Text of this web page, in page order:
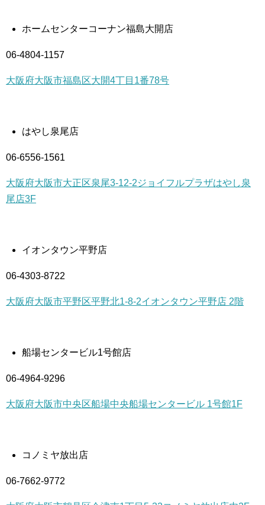
ホームセンターコーナン福島大開店
06-4804-1157
大阪府大阪市福島区大開4丁目1番78号
はやし泉尾店
06-6556-1561
大阪府大阪市大正区泉尾3-12-2ジョイフルプラザはやし泉
尾店3F
イオンタウン平野店
06-4303-8722
大阪府大阪市平野区平野北1-8-2イオンタウン平野店 2階
船場センタービル1号館店
06-4964-9296
大阪府大阪市中央区船場中央船場センタービル 1号館1F
コノミヤ放出店
06-7662-9772